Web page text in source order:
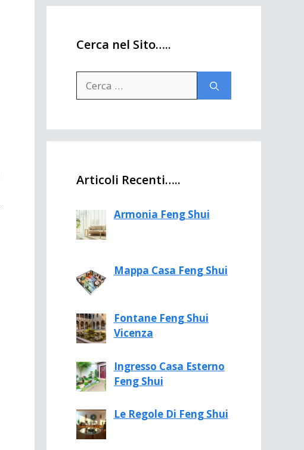
Cerca nel Sito…..
per:
Articoli Recenti…..
Armonia Feng Shui
Mappa Casa Feng Shui
Fontane Feng Shui
Vicenza
Ingresso Casa Esterno
Feng Shui
Le Regole Di Feng Shui